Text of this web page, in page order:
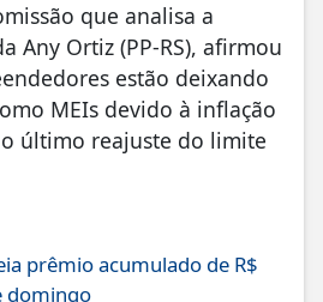
que analisa a
Any Ortiz (PP-RS), afirmou
estão deixando
MEIs devido à inflação
último reajuste do limite
prêmio acumulado de R$
domingo